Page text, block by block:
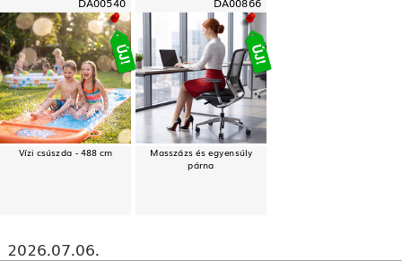
Vízi csúszda - 488 cm Masszázs és egyensúly
párna
2026.07.06.